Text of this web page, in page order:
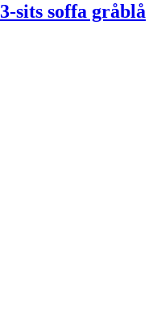
sits soffa gråblå